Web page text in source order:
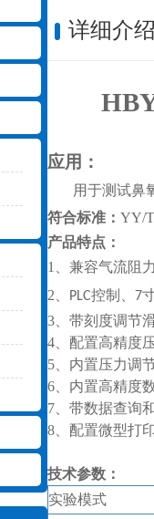
详细介绍
应用：
用于测试鼻
符合标准： YY/T
产品特点：
1、兼容气流阻
2、
PLC控制、 7
3、 带刻度调节
4、 配置高精度
5、内置压力调
6、内置高精度
7、 带数据查询
8、配置微型打
技术参数：
实验模式